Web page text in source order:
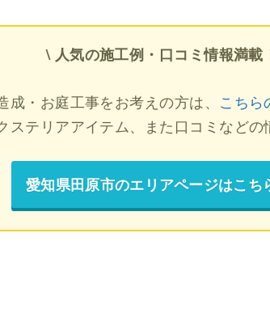
\ 人気の施工例・口コミ情報満載
・お庭工事をお考えの方は、 こちら
テリアアイテム、また口コミなどの
愛知県田原市のエリアページはこち